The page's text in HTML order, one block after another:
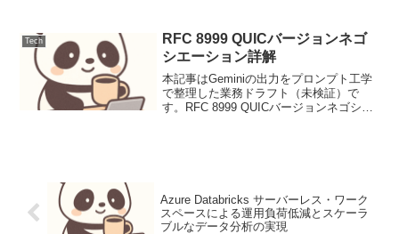
など）の自動化にお...
Tech
RFC 8999 QUICバージョンネゴ
シエーション詳解
本記事はGeminiの出力をプロンプト工学
で整理した業務ドラフト（未検証）で
す。RFC 8999 QUICバージョンネゴシエ
Azure Databricks サーバーレス・ワーク
スペースによる運用負荷低減とスケーラ
ブルなデータ分析の実現